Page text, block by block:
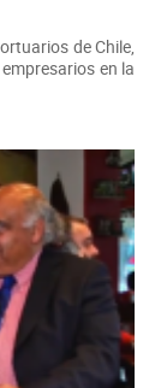
de Chile,
en la